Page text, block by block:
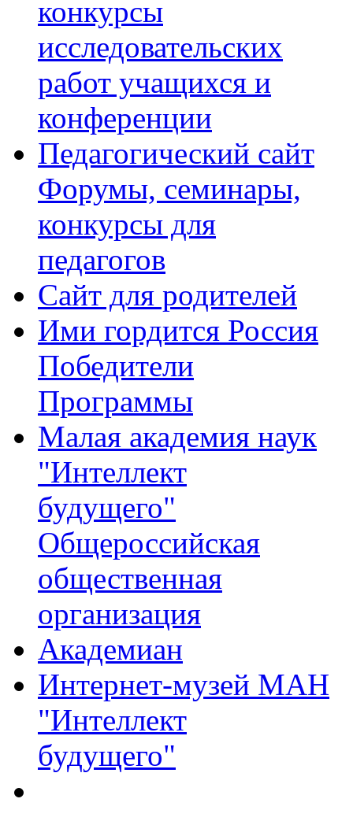
конкурсы
исследовательских
работ учащихся и
конференции
Педагогический сайт
Форумы, семинары,
конкурсы для
педагогов
Сайт для родителей
Ими гордится Россия
Победители
Программы
Малая академия наук
"Интеллект
будущего"
Общероссийская
общественная
организация
Академиан
Интернет-музей МАН
"Интеллект
будущего"